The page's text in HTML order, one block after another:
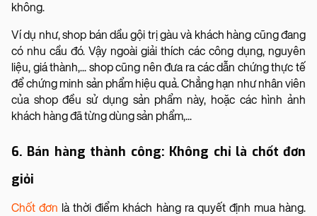
không.
Ví dụ như, shop bán dầu gội trị gàu và khách hàng cũng đang
có nhu cầu đó. Vậy ngoài giải thích các công dụng, nguyên
liệu, giá thành,... shop cũng nên đưa ra các dẫn chứng thực tế
để chứng minh sản phẩm hiệu quả. Chẳng hạn như nhân viên
của shop đều sử dụng sản phẩm này, hoặc các hình ảnh
khách hàng đã từng dùng sản phẩm,...
6. Bán hàng thành công: Không chỉ là chốt đơn
giỏi
Chốt đơn là thời điểm khách hàng ra quyết định mua hàng.